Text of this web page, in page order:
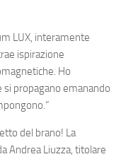
LUX, interamente
ispirazione
Ho
propagano emanando
del brano! La
Andrea Liuzza, titolare